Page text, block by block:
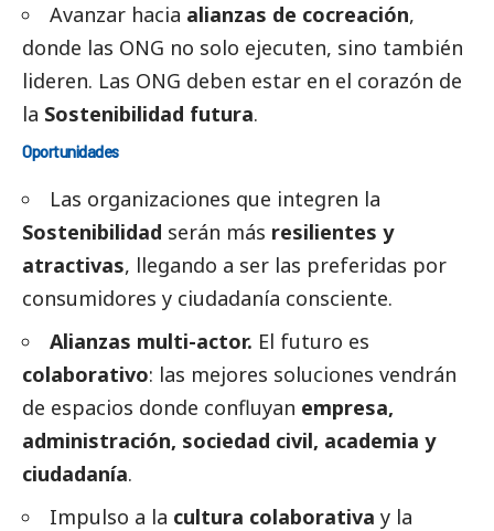
Avanzar hacia alianzas de cocreación,
donde las ONG no solo ejecuten, sino también
lideren. Las ONG deben estar en el corazón de
la Sostenibilidad futura.
Oportunidades
Las organizaciones que integren la
Sostenibilidad serán más resilientes y
atractivas, llegando a ser las preferidas por
consumidores y ciudadanía consciente.
Alianzas multi-actor. El futuro es
colaborativo: las mejores soluciones vendrán
de espacios donde confluyan empresa,
administración, sociedad civil, academia y
ciudadanía.
Impulso a la cultura colaborativa y la